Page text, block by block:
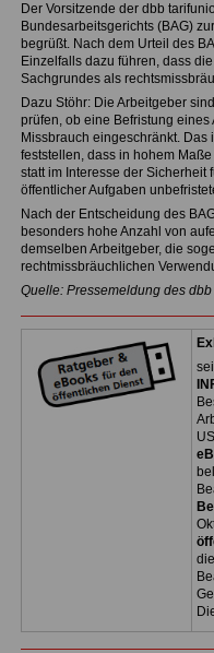
Der Vorsitzende der dbb
Bundesarbeitsgerichts (BAG)
begrüßt. Nach dem Urteil des
Einzelfalls dazu führen, dass
Sachgrundes als
Dazu Stöhr: Die Arbeitgeber
prüfen, ob eine Befristung
Missbrauch eingeschränkt.
feststellen, dass in hohem
statt im Interesse der Sicherheit
öffentlicher Aufgaben
Nach der Entscheidung des
besonders hohe Anzahl von
demselben Arbeitgeber, die
rechtmissbräuchlichen
Quelle: Pressemeldung des
die